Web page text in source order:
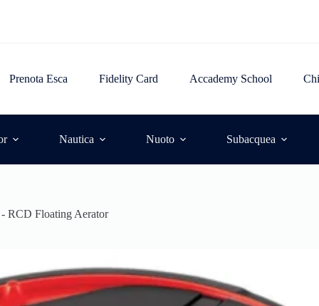
Prenota Esca Fidelity Card Accademy School
Nautica Nuoto Subacquea
- RCD Floating Aerator